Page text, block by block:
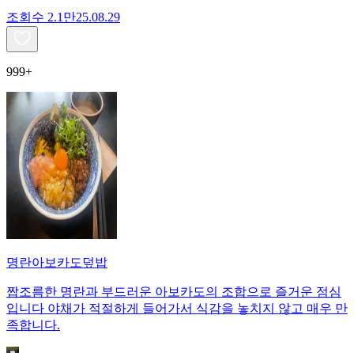
조회수 2.1만25.08.29
999+
명란아보카도덮밥
짭조름한 명란과 부드러운 아보카도의 조합으로 즐거운 점심
입니다 야채가 적절하게 들어가서 식감을 놓치지 않고 매우 만
족합니다.